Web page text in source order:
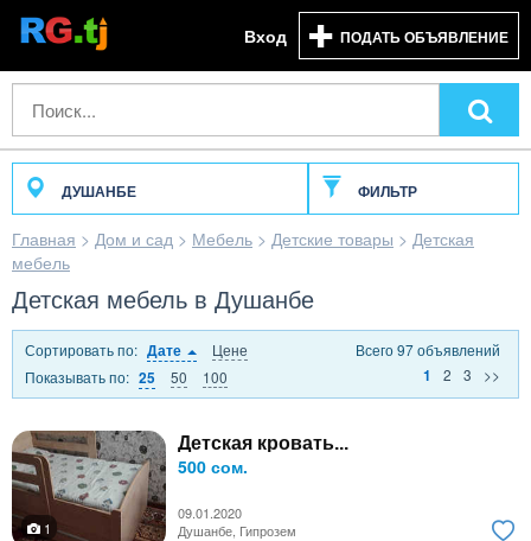
Вход ПОДАТЬ ОБЪЯВЛЕНИЕ
ДУШАНБЕ ФИЛЬТР
Главная > Дом и сад > Мебель > Детские товары > Детская
мебель
Детская мебель в Душанбе
Сортировать по: Дате
Цене
Показывать по: 25 50 100
Всего 97 объявлений
1
2 3 >>
Детская кровать...
500 сом.
09.01.2020
1
Душанбе, Гипрозем